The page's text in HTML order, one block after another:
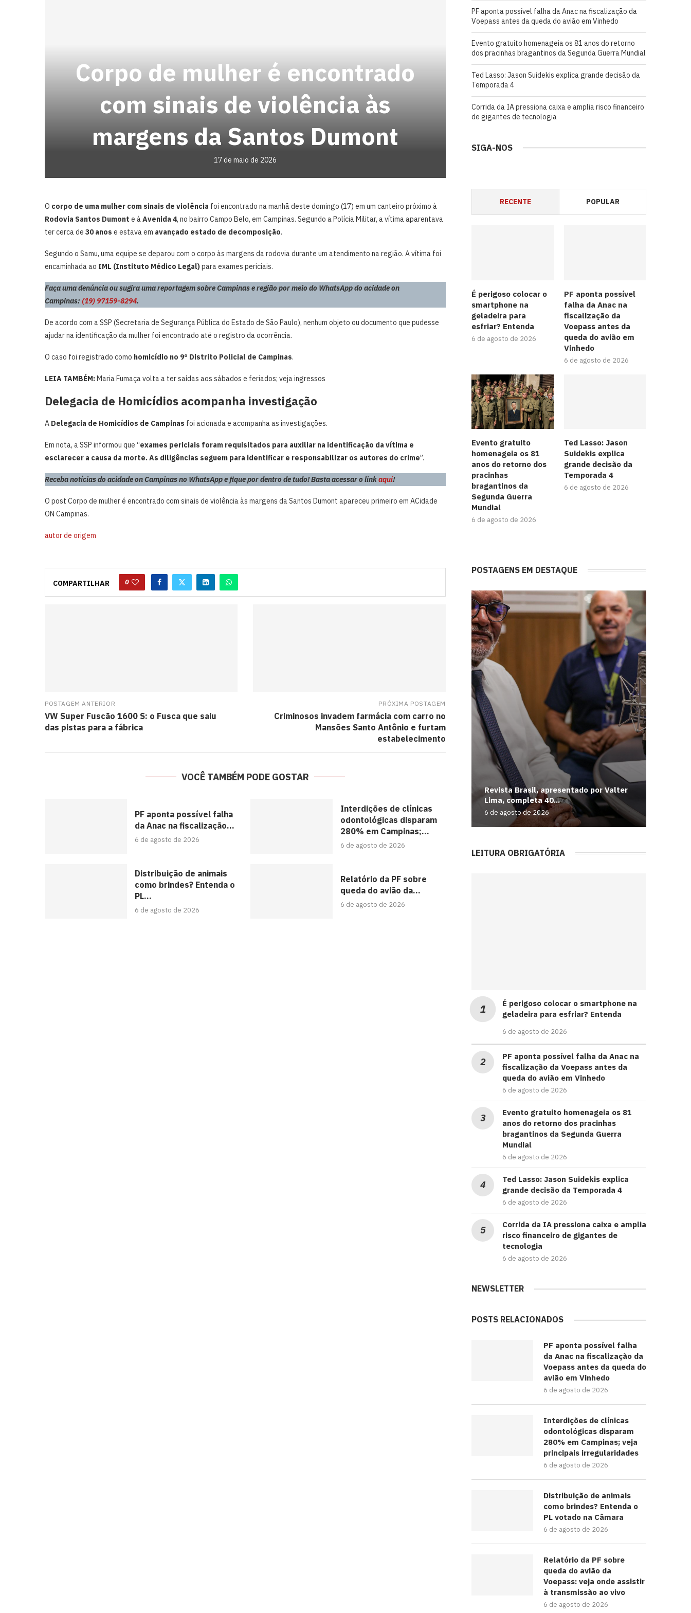
Corpo de mulher é encontrado
com sinais de violência às
margens da Santos Dumont
17 de maio de 2026
O corpo de uma mulher com sinais de violência foi encontrado na manhã deste domingo (17) em um canteiro próximo à
Rodovia Santos Dumont e àAvenida 4, no bairro Campo Belo, em Campinas. Segundo a Polícia Militar, a vítima aparentava
ter cerca de 30 anos e estava em avançado estado de decomposição.
Segundo o Samu, uma equipe se deparou com o corpo às margens da rodovia durante um atendimento na região. A vítima foi
encaminhada ao IML (Instituto Médico Legal)para exames periciais.
Faça uma denúncia ou sugira uma reportagem sobre Campinas e região por meio do WhatsApp do acidade on
Campinas: (19) 97159-8294.
De acordo com a SSP (Secretaria de Segurança Pública do Estado de São Paulo), nenhum objeto ou documento que pudesse
ajudar na identificação da mulher foi encontrado até o registro da ocorrência.
O caso foi registrado como homicídio no 9º Distrito Policial de Campinas.
LEIA TAMBÉM:Maria Fumaça volta a ter saídas aos sábados e feriados; veja ingressos
Delegacia de Homicídios acompanha investigação
A Delegacia de Homicídios de Campinas foi acionada e acompanha as investigações.
Em nota, a SSP informou que “exames periciais foram requisitados para auxiliar na identificação da vítima e
esclarecer a causa da morte. As diligências seguem para identificar e responsabilizar os autores do crime”.
Receba notícias do acidade on Campinas no WhatsApp e fique por dentro de tudo! Basta acessar o linkaqui!
O post Corpo de mulher é encontrado com sinais de violência às margens da Santos Dumont apareceu primeiro em ACidade
ON Campinas.
autor de origem
COMPARTILHAR 0
POSTAGEM ANTERIOR
VW Super Fuscão 1600 S: o Fusca que saiu
das pistas para a fábrica
PRÓXIMA POSTAGEM
Criminosos invadem farmácia com carro no
Mansões Santo Antônio e furtam
estabelecimento
VOCÊ TAMBÉM PODE GOSTAR
PF aponta possível falha
da Anac na fiscalização...
6 de agosto de 2026
Interdições de clínicas
odontológicas disparam
280% em Campinas;...
6 de agosto de 2026
Distribuição de animais
como brindes? Entenda o
PL...
6 de agosto de 2026
Relatório da PF sobre
queda do avião da...
6 de agosto de 2026
PF aponta possível falha da Anac na fiscalização da
Voepass antes da queda do avião em Vinhedo
Evento gratuito homenageia os 81 anos do retorno
dos pracinhas bragantinos da Segunda Guerra Mundial
Ted Lasso: Jason Suidekis explica grande decisão da
Temporada 4
Corrida da IA pressiona caixa e amplia risco financeiro
de gigantes de tecnologia
SIGA-NOS
RECENTE POPULAR
É perigoso colocar o
smartphone na
geladeira para
esfriar? Entenda
6 de agosto de 2026
PF aponta possível
falha da Anac na
fiscalização da
Voepass antes da
queda do avião em
Vinhedo
6 de agosto de 2026
Evento gratuito
homenageia os 81
anos do retorno dos
pracinhas
bragantinos da
Segunda Guerra
Mundial
6 de agosto de 2026
Ted Lasso: Jason
Suidekis explica
grande decisão da
Temporada 4
6 de agosto de 2026
POSTAGENS EM DESTAQUE
Revista Brasil, apresentado por Valter
Lima, completa 40...
6 de agosto de 2026
LEITURA OBRIGATÓRIA
É perigoso colocar o smartphone na
geladeira para esfriar? Entenda
6 de agosto de 2026
PF aponta possível falha da Anac na
fiscalização da Voepass antes da
queda do avião em Vinhedo
6 de agosto de 2026
Evento gratuito homenageia os 81
anos do retorno dos pracinhas
bragantinos da Segunda Guerra
Mundial
6 de agosto de 2026
Ted Lasso: Jason Suidekis explica
grande decisão da Temporada 4
6 de agosto de 2026
Corrida da IA pressiona caixa e amplia
risco financeiro de gigantes de
tecnologia
6 de agosto de 2026
NEWSLETTER
POSTS RELACIONADOS
PF aponta possível falha
da Anac na fiscalização da
Voepass antes da queda do
avião em Vinhedo
6 de agosto de 2026
Interdições de clínicas
odontológicas disparam
280% em Campinas; veja
principais irregularidades
6 de agosto de 2026
Distribuição de animais
como brindes? Entenda o
PL votado na Câmara
6 de agosto de 2026
Relatório da PF sobre
queda do avião da
Voepass: veja onde assistir
à transmissão ao vivo
6 de agosto de 2026